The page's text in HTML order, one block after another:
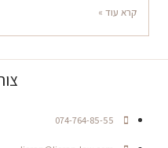
קרא עוד »
074-764-85-55